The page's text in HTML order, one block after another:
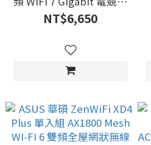
線路由器(分享器)
NT$6,650